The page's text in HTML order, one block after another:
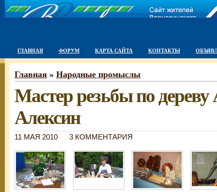
ГЛАВНАЯ ФОРУМ КАРТА САЙТА КОНТАКТЫ
Главная » Народные промыслы
Мастер резьбы по дереву
Алексин
11 МАЯ 2010 3 КОММЕНТАРИЯ